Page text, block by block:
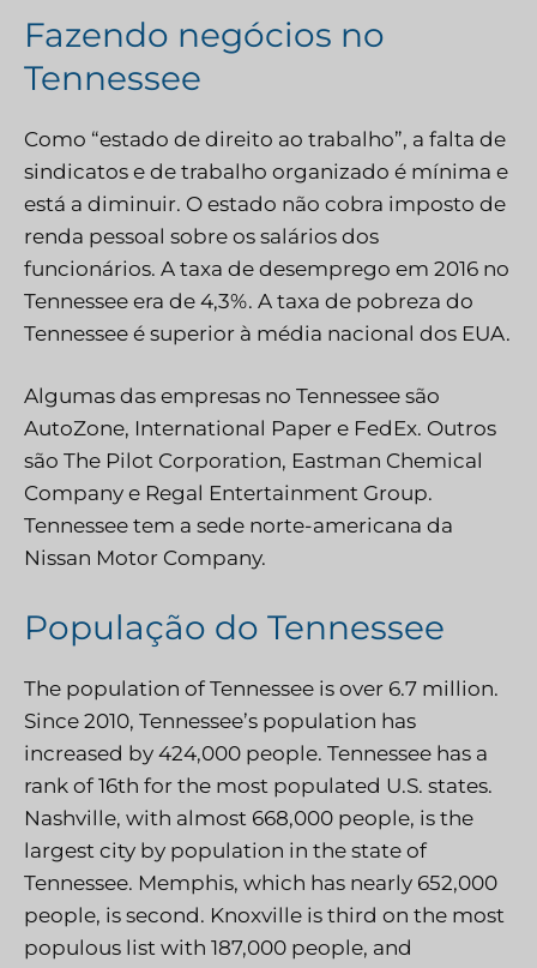
Fazendo negócios no
Tennessee
Como “estado de direito ao trabalho”, a falta de
sindicatos e de trabalho organizado é mínima e
está a diminuir. O estado não cobra imposto de
renda pessoal sobre os salários dos
funcionários. A taxa de desemprego em 2016 no
Tennessee era de 4,3%. A taxa de pobreza do
Tennessee é superior à média nacional dos EUA.
Algumas das empresas no Tennessee são
AutoZone, International Paper e FedEx. Outros
são The Pilot Corporation, Eastman Chemical
Company e Regal Entertainment Group.
Tennessee tem a sede norte-americana da
Nissan Motor Company.
População do Tennessee
The population of Tennessee is over 6.7 million.
Since 2010, Tennessee’s population has
increased by 424,000 people. Tennessee has a
rank of 16th for the most populated U.S. states.
Nashville, with almost 668,000 people, is the
largest city by population in the state of
Tennessee. Memphis, which has nearly 652,000
people, is second. Knoxville is third on the most
populous list with 187,000 people, and